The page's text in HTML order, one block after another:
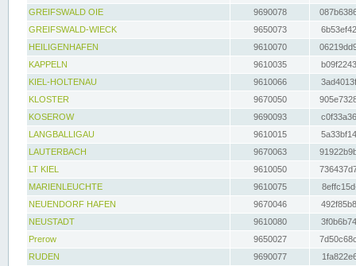
GREIFSWALD OIE
9690078
GREIFSWALD-WIECK
9650073
HEILIGENHAFEN
9610070
KAPPELN
9610035
KIEL-HOLTENAU
9610066
KLOSTER
9670050
KOSEROW
9690093
LANGBALLIGAU
9610015
LAUTERBACH
9670063
LT KIEL
9610050
MARIENLEUCHTE
9610075
NEUENDORF HAFEN
9670046
NEUSTADT
9610080
Prerow
9650027
RUDEN
9690077